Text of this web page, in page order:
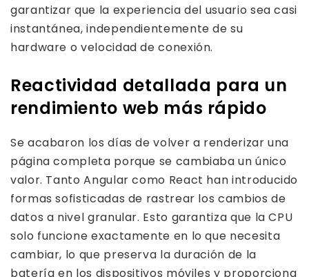
garantizar que la experiencia del usuario sea casi
instantánea, independientemente de su
hardware o velocidad de conexión.
Reactividad detallada para un
rendimiento web más rápido
Se acabaron los días de volver a renderizar una
página completa porque se cambiaba un único
valor. Tanto Angular como React han introducido
formas sofisticadas de rastrear los cambios de
datos a nivel granular. Esto garantiza que la CPU
solo funcione exactamente en lo que necesita
cambiar, lo que preserva la duración de la
batería en los dispositivos móviles y proporciona